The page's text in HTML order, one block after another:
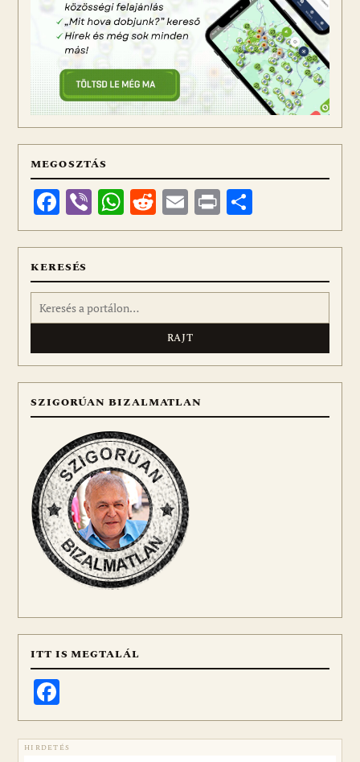
MEGOSZTÁS
Facebook
ViberWhatsApp
Reddit
Email
Print
meg
KERESÉS
Keresés:
SZIGORÚAN BIZALMATLAN
ITT IS MEGTALÁL
HIRDETÉS